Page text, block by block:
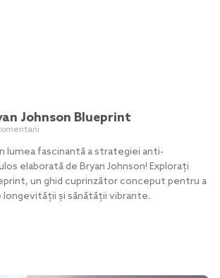
Johnson Blueprint
lumea fascinantă a strategiei anti-
elaborată de Bryan Johnson! Explorați
un ghid cuprinzător conceput pentru a
și sănătății vibrante.